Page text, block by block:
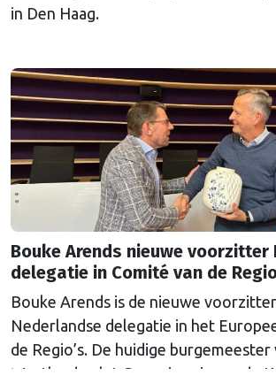
in Den Haag.
Bouke Arends nieuwe voorzitter
delegatie in Comité van de
Bouke Arends is de nieuwe
Nederlandse delegatie in het
de Regio’s. De huidige
Westland volgt Commissaris van de